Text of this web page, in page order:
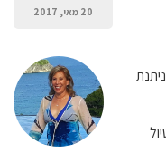
20 מאי, 2017